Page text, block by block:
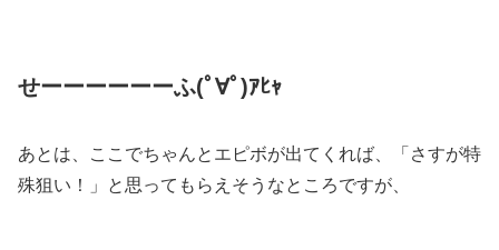
せーーーーーーふ(ﾟ∀ﾟ)ｱﾋｬ
あとは、ここでちゃんとエピボが出てくれば、「さすが特
殊狙い！」と思ってもらえそうなところですが、